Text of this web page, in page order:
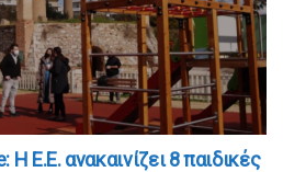
Ε.Ε. ανακαινίζει 8 παιδικές